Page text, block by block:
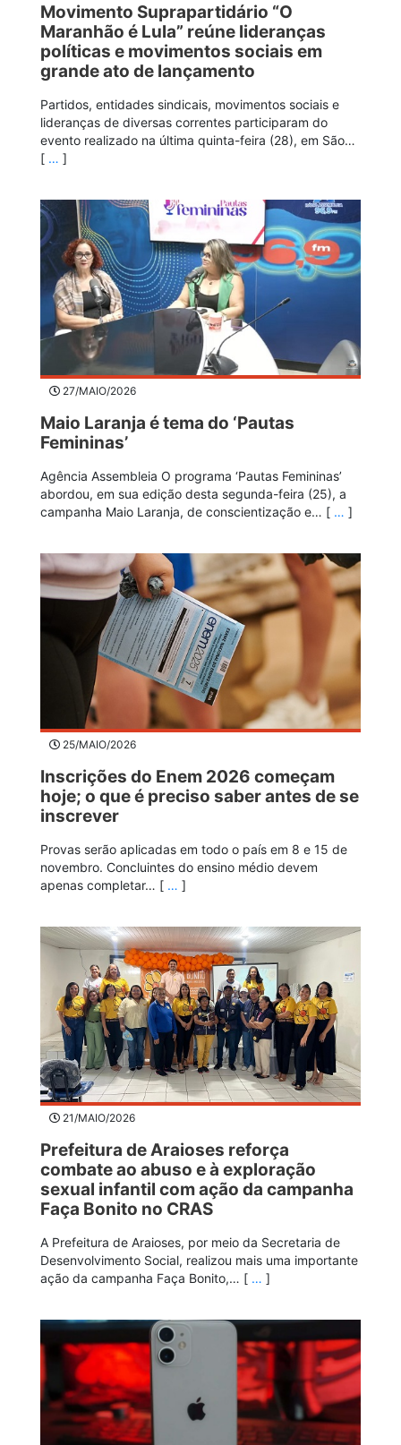
Movimento Suprapartidário “O
Maranhão é Lula” reúne lideranças
políticas e movimentos sociais em
grande ato de lançamento
Partidos, entidades sindicais, movimentos sociais e
lideranças de diversas correntes participaram do
evento realizado na última quinta-feira (28), em São…
[ … ]
27/MAIO/2026
Maio Laranja é tema do ‘Pautas
Femininas’
Agência Assembleia O programa ‘Pautas Femininas’
abordou, em sua edição desta segunda-feira (25), a
campanha Maio Laranja, de conscientização e… [ … ]
25/MAIO/2026
Inscrições do Enem 2026 começam
hoje; o que é preciso saber antes de se
inscrever
Provas serão aplicadas em todo o país em 8 e 15 de
novembro. Concluintes do ensino médio devem
apenas completar… [ … ]
21/MAIO/2026
Prefeitura de Araioses reforça
combate ao abuso e à exploração
sexual infantil com ação da campanha
Faça Bonito no CRAS
A Prefeitura de Araioses, por meio da Secretaria de
Desenvolvimento Social, realizou mais uma importante
ação da campanha Faça Bonito,… [ … ]